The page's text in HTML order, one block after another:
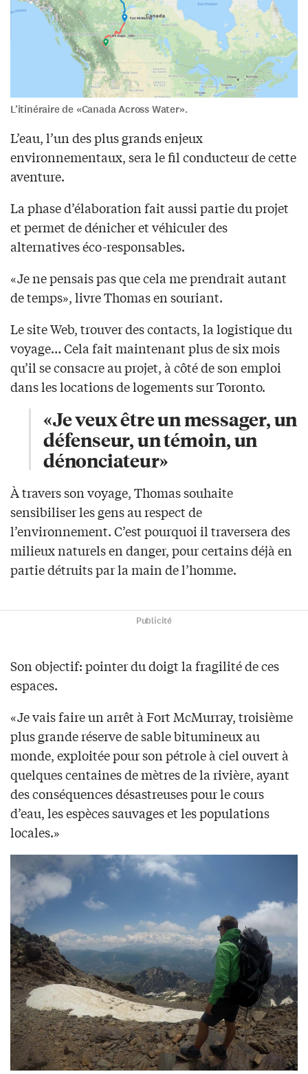
L’itinéraire de «Canada Across Water».
L’eau, l’un des plus grands enjeux
environnementaux, sera le fil conducteur de cette
aventure.
La phase d’élaboration fait aussi partie du projet
et permet de dénicher et véhiculer des
alternatives éco-responsables.
«Je ne pensais pas que cela me prendrait autant
de temps», livre Thomas en souriant.
Le site Web, trouver des contacts, la logistique du
voyage… Cela fait maintenant plus de six mois
qu’il se consacre au projet, à côté de son emploi
dans les locations de logements sur Toronto.
«Je veux être un messager, un
défenseur, un témoin, un
dénonciateur»
À travers son voyage, Thomas souhaite
sensibiliser les gens au respect de
l’environnement. C’est pourquoi il traversera des
milieux naturels en danger, pour certains déjà en
partie détruits par la main de l’homme.
Publicité
Son objectif: pointer du doigt la fragilité de ces
espaces.
«Je vais faire un arrêt à Fort McMurray, troisième
plus grande réserve de sable bitumineux au
monde, exploitée pour son pétrole à ciel ouvert à
quelques centaines de mètres de la rivière, ayant
des conséquences désastreuses pour le cours
d’eau, les espèces sauvages et les populations
locales.»